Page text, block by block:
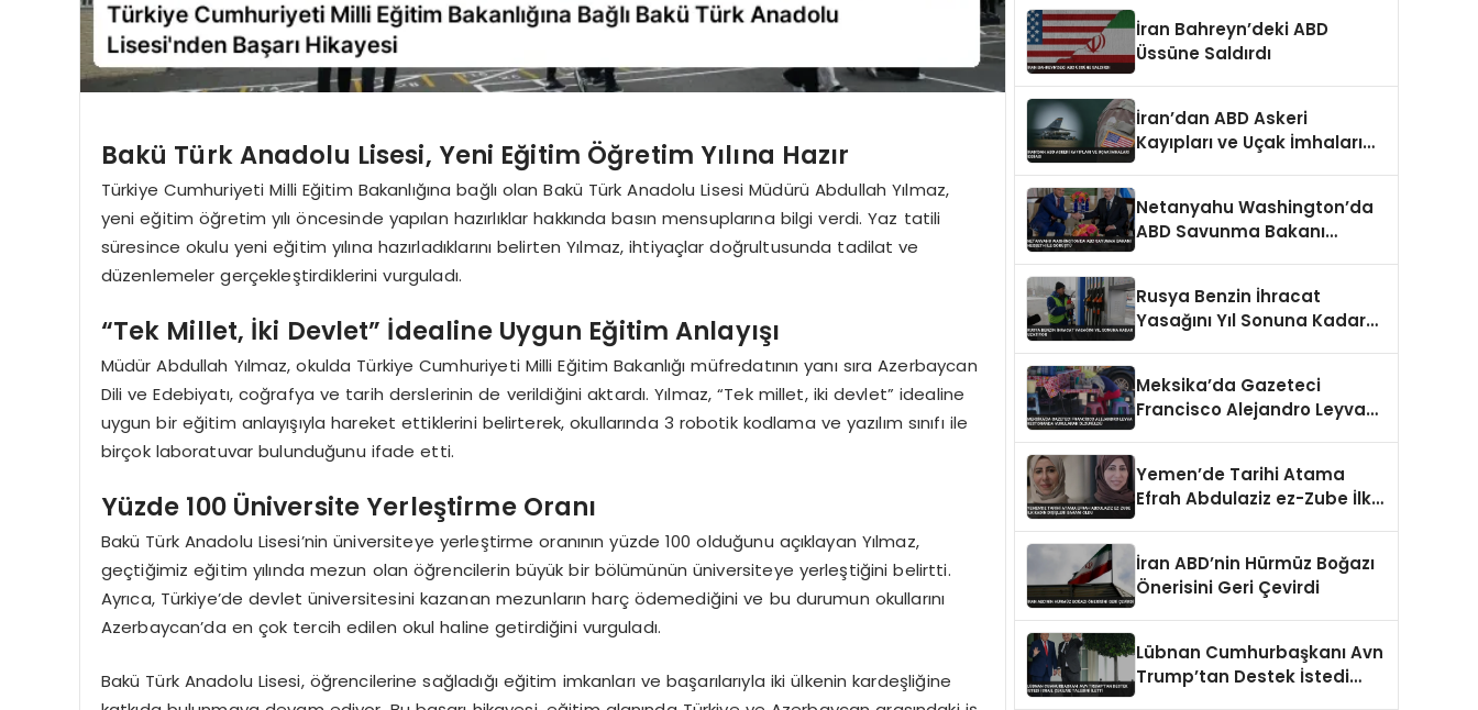
Bakü Türk Anadolu Lisesi, Yeni Eğitim Öğretim Yılına Hazır
Türkiye Cumhuriyeti Milli Eğitim Bakanlığına bağlı olan Bakü Türk Anadolu Lisesi Müdürü Abdullah Yılmaz,
yeni eğitim öğretim yılı öncesinde yapılan hazırlıklar hakkında basın mensuplarına bilgi verdi. Yaz tatili
süresince okulu yeni eğitim yılına hazırladıklarını belirten Yılmaz, ihtiyaçlar doğrultusunda tadilat ve
düzenlemeler gerçekleştirdiklerini vurguladı.
“Tek Millet, İki Devlet” İdealine Uygun Eğitim Anlayışı
Müdür Abdullah Yılmaz, okulda Türkiye Cumhuriyeti Milli Eğitim Bakanlığı müfredatının yanı sıra Azerbaycan
Dili ve Edebiyatı, coğrafya ve tarih derslerinin de verildiğini aktardı. Yılmaz, “Tek millet, iki devlet” idealine
uygun bir eğitim anlayışıyla hareket ettiklerini belirterek, okullarında 3 robotik kodlama ve yazılım sınıfı ile
birçok laboratuvar bulunduğunu ifade etti.
Yüzde 100 Üniversite Yerleştirme Oranı
Bakü Türk Anadolu Lisesi’nin üniversiteye yerleştirme oranının yüzde 100 olduğunu açıklayan Yılmaz,
geçtiğimiz eğitim yılında mezun olan öğrencilerin büyük bir bölümünün üniversiteye yerleştiğini belirtti.
Ayrıca, Türkiye’de devlet üniversitesini kazanan mezunların harç ödemediğini ve bu durumun okullarını
Azerbaycan’da en çok tercih edilen okul haline getirdiğini vurguladı.
Bakü Türk Anadolu Lisesi, öğrencilerine sağladığı eğitim imkanları ve başarılarıyla iki ülkenin kardeşliğine
İran Bahreyn’deki ABD
Üssüne Saldırdı
İran’dan ABD Askeri
Kayıpları ve Uçak İmhaları
Netanyahu Washington’da
ABD Savunma Bakanı
Rusya Benzin İhracat
Yasağını Yıl Sonuna Kadar
Meksika’da Gazeteci
Francisco Alejandro Leyva
Yemen’de Tarihi Atama
Efrah Abdulaziz ez-Zube İlk
İran ABD’nin Hürmüz Boğazı
Önerisini Geri Çevirdi
Lübnan Cumhurbaşkanı Avn
Trump’tan Destek İstedi